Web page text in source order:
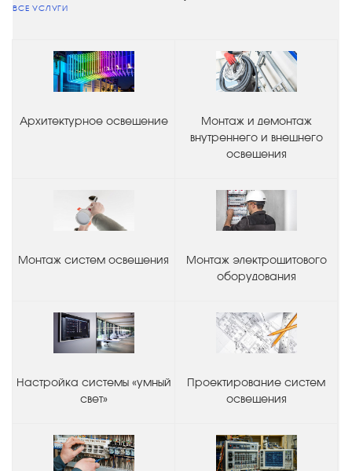
ВСЕ УСЛУГИ
Архитектурное освещение
Монтаж и демонтаж
внутреннего и внешнего
освещения
Монтаж систем освещения
Монтаж электрощитового
оборудования
Настройка системы «умный
свет»
Проектирование систем
освещения